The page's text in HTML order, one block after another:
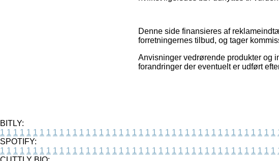
Denne side finansieres af
forretningernes tilbud, og tager
Anvisninger vedrørende produkter og
forandringer der eventuelt er udført
BITLY:
1 1 1 1 1 1 1 1 1 1 1 1 1 1 1 1 1 1 1 1 1 1 1 1 1 1 1 1 1 1 1 1 1 1 1 1 1 1 1 1 1 1
SPOTIFY:
1 1 1 1 1 1 1 1 1 1 1 1 1 1 1 1 1 1 1 1 1 1 1 1 1 1 1 1 1 1 1 1 1 1 1 1 1 1 1 1 1 1